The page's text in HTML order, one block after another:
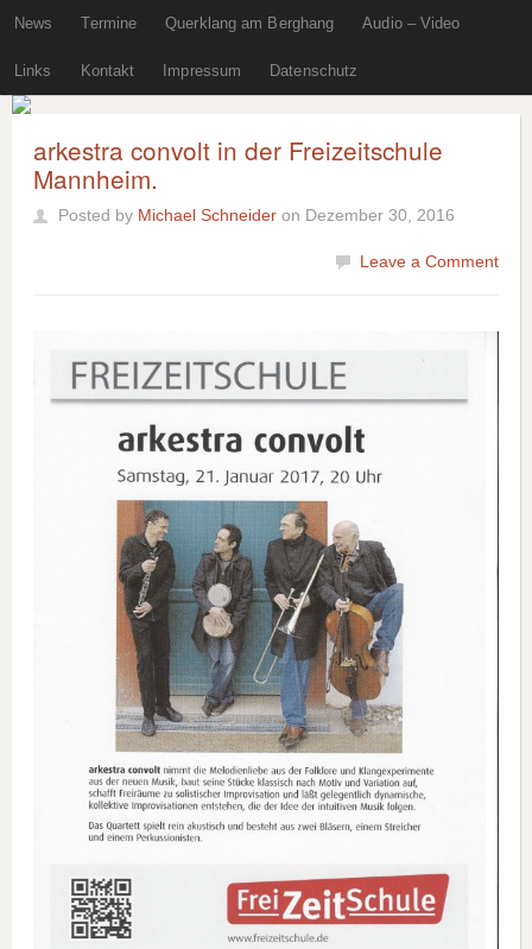
News Termine Querklang am Berghang Audio – Video
Links Kontakt Impressum Datenschutz
arkestra convolt in der Freizeitschule
Mannheim.
Posted by Michael Schneider on Dezember 30, 2016
Leave a Comment